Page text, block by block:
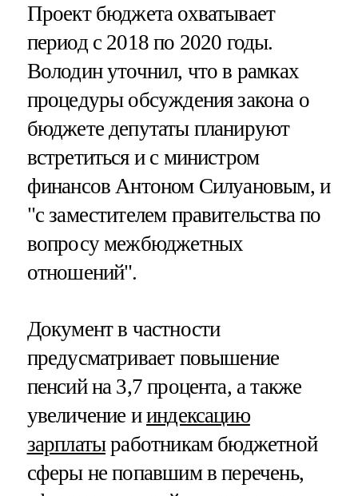
Проект бюджета охватывает
период с 2018 по 2020 годы.
Володин уточнил, что в рамках
процедуры обсуждения закона о
бюджете депутаты планируют
встретиться и с министром
финансов Антоном Силуановым, и
"с заместителем правительства по
вопросу межбюджетных
отношений".
Документ в частности
предусматривает повышение
пенсий на 3,7 процента, а также
увеличение ииндексацию
зарплатыработникам бюджетной
сферы не попавшим в перечень,